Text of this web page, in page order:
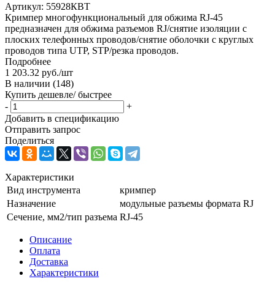
Артикул: 55928КВТ
Кримпер многофункциональный для обжима RJ-45
предназначен для обжима разъемов RJ/снятие изоляции с
плоских телефонных проводов/снятие оболочки с круглых
проводов типа UTP, STP/резка проводов.
Подробнее
1 203.32 руб./шт
В наличии (148)
Купить дешевле/ быстрее
-
+
Добавить в спецификацию
Отправить запрос
Поделиться
Характеристики
Вид инструмента
кримпер
Назначение
модульные разъемы формата RJ
Сечение, мм2/тип разъема RJ-45
Описание
Оплата
Доставка
Характеристики